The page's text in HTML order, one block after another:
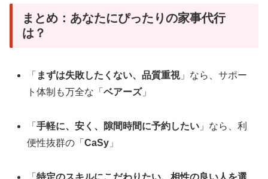
まとめ：あなたにぴったりの家事代行
は？
「 まずは失敗したくない、品質重視」なら、サポー
ト体制も万全な「ベアーズ」
「手軽に、安く、隙間時間に予約したい 」なら、利
便性抜群の「CaSy 」
「特定のスキルにこだわりたい、相性の良い人を選